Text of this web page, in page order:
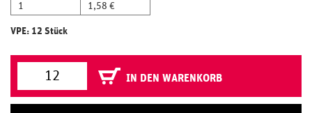
1
1,58 €
VPE: 12 Stück
IN DEN WARENKORB